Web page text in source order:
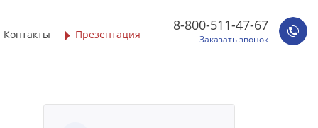
Контакты Презентация
8-800-511-47-67
Заказать звонок